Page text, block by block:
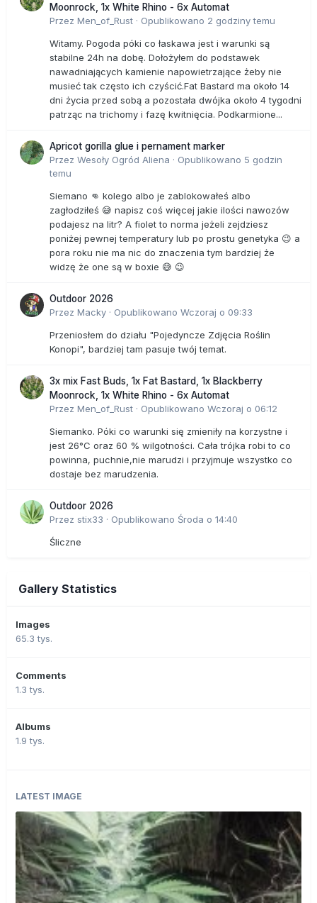
Moonrock, 1x White Rhino - 6x Automat
Przez Men_of_Rust · Opublikowano 2 godziny temu
Witamy. Pogoda póki co łaskawa jest i warunki są
stabilne 24h na dobę. Dołożyłem do podstawek
nawadniających kamienie napowietrzające żeby nie
musieć tak często ich czyścić.Fat Bastard ma około 14
dni życia przed sobą a pozostała dwójka około 4 tygodni
patrząc na trichomy i fazę kwitnięcia. Podkarmione...
Apricot gorilla glue i pernament marker
Przez Wesoły Ogród Aliena · Opublikowano 5 godzin
temu
Siemano 👊 kolego albo je zablokowałeś albo
zagłodziłeś 😅 napisz coś więcej jakie ilości nawozów
podajesz na litr? A fiolet to norma jeżeli zejdziesz
poniżej pewnej temperatury lub po prostu genetyka 😉 a
pora roku nie ma nic do znaczenia tym bardziej że
widzę że one są w boxie 😅 😉
Outdoor 2026
Przez Macky · Opublikowano Wczoraj o 09:33
Przeniosłem do działu "Pojedyncze Zdjęcia Roślin
Konopi", bardziej tam pasuje twój temat.
3x mix Fast Buds, 1x Fat Bastard, 1x Blackberry
Moonrock, 1x White Rhino - 6x Automat
Przez Men_of_Rust · Opublikowano Wczoraj o 06:12
Siemanko. Póki co warunki się zmieniły na korzystne i
jest 26°C oraz 60 % wilgotności. Cała trójka robi to co
powinna, puchnie,nie marudzi i przyjmuje wszystko co
dostaje bez marudzenia.
Outdoor 2026
Przez stix33 · Opublikowano Środa o 14:40
Śliczne
Gallery Statistics
Images
65.3 tys.
Comments
1.3 tys.
Albums
1.9 tys.
LATEST IMAGE